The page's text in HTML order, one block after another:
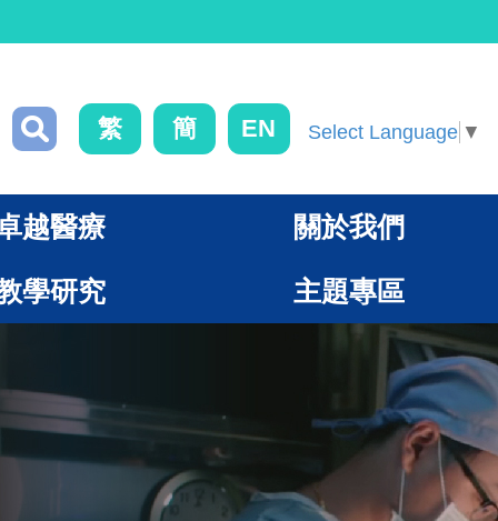
繁 簡 EN Select Language ▼
越醫療 關於我們
學研究 主題專區